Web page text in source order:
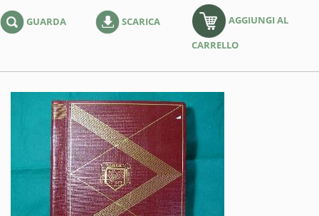
GUARDA SCARICA
AGGIUNGI AL
CARRELLO